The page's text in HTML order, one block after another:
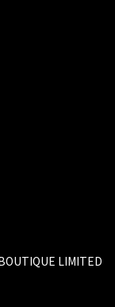
LIMITED